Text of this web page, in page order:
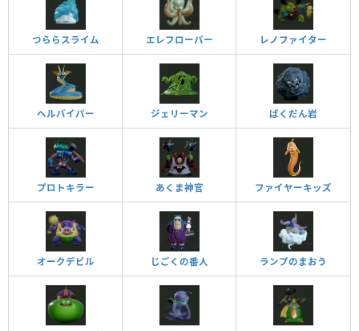
つららスライム エレフローパー レノファイター
ヘルバイパー ジェリーマン ばくだん岩
プロトキラー あくま神官 ファイヤーキッズ
オークデビル じごくの番人 ランプのまおう